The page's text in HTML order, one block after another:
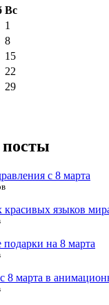
Вс
1
8
15
22
29
с 8 марта
красивых языков
на 8 марта
8 марта в